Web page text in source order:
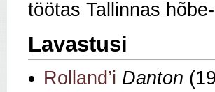
töötas Tallinnas
Lavastusi
Rolland’i Danton